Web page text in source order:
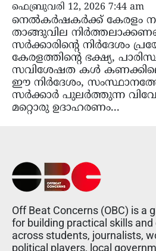
ഫെബ്രുവരി 12, 2026 7:44 am
നെൽകർഷകർക്ക് കേരളം
താങ്ങുവില
സർക്കാരിന്റെ നിർദേശം
കേരളത്തിന്റെ ഭക്ഷ്യ,
സവിശേഷത കൾ
ഈ നിർദേശം,
സർക്കാർ പുലർത്തുന്ന
മറ്റൊരു ഉദാഹരണം...
Off Beat Concerns (OBC) is a
for building practical skills
across students, journalists,
political players, local